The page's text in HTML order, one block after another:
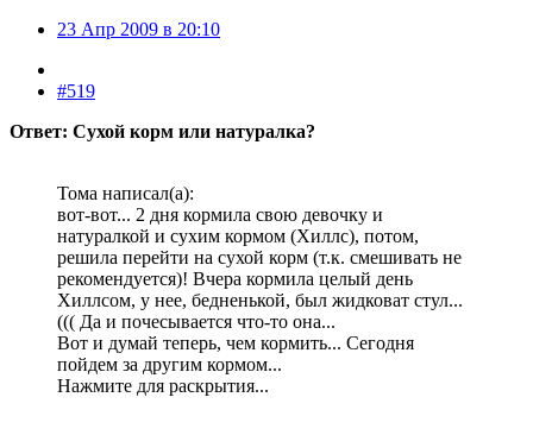
23 Апр 2009 в 20:10
#519
Ответ: Сухой корм или натуралка?
Тома написал(а):
вот-вот... 2 дня кормила свою девочку и
натуралкой и сухим кормом (Хиллс), потом,
решила перейти на сухой корм (т.к. смешивать не
рекомендуется)! Вчера кормила целый день
Хиллсом, у нее, бедненькой, был жидковат стул...
((( Да и почесывается что-то она...
Вот и думай теперь, чем кормить... Сегодня
пойдем за другим кормом...
Нажмите для раскрытия...